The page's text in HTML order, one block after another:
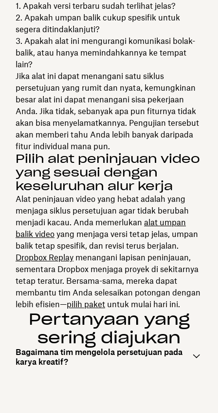
Apakah versi terbaru sudah terlihat jelas?
Apakah umpan balik cukup spesifik untuk
segera ditindaklanjuti?
Apakah alat ini mengurangi komunikasi bolak-
balik, atau hanya memindahkannya ke tempat
lain?
Jika alat ini dapat menangani satu siklus
persetujuan yang rumit dan nyata, kemungkinan
besar alat ini dapat menangani sisa pekerjaan
Anda. Jika tidak, sebanyak apa pun fiturnya tidak
akan bisa menyelamatkannya. Pengujian tersebut
akan memberi tahu Anda lebih banyak daripada
fitur individual mana pun.
Pilih alat peninjauan video
yang sesuai dengan
keseluruhan alur kerja
Alat peninjauan video yang hebat adalah yang
menjaga siklus persetujuan agar tidak berubah
menjadi kacau. Anda memerlukan alat umpan
balik video yang menjaga versi tetap jelas, umpan
balik tetap spesifik, dan revisi terus berjalan.
Dropbox Replay menangani lapisan peninjauan,
sementara Dropbox menjaga proyek di sekitarnya
tetap teratur. Bersama-sama, mereka dapat
membantu tim Anda selesaikan potongan dengan
lebih efisien—pilih paket untuk mulai hari ini.
Pertanyaan yang
sering diajukan
Bagaimana tim mengelola persetujuan pada
karya kreatif?